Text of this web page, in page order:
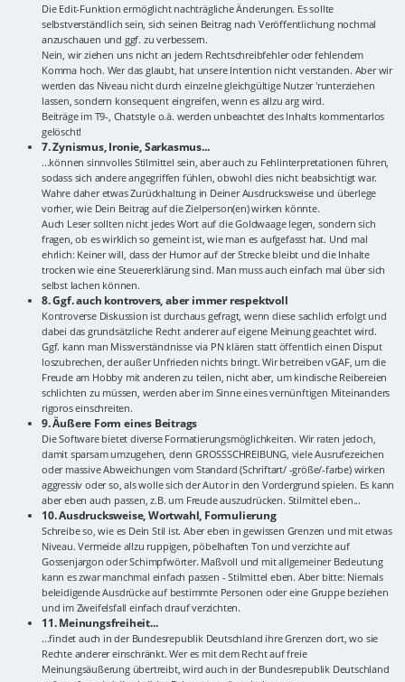
Die Edit-Funktion ermöglicht nachträgliche Änderungen. Es sollte
selbstverständlich sein, sich seinen Beitrag nach Veröffentlichung nochmal
anzuschauen und ggf. zu verbessern.
Nein, wir ziehen uns nicht an jedem Rechtschreibfehler oder fehlendem
Komma hoch. Wer das glaubt, hat unsere Intention nicht verstanden. Aber wir
werden das Niveau nicht durch einzelne gleichgültige Nutzer 'runterziehen
lassen, sondern konsequent eingreifen, wenn es allzu arg wird.
Beiträge im T9-, Chatstyle o.ä. werden unbeachtet des Inhalts kommentarlos
gelöscht!
7. Zynismus, Ironie, Sarkasmus...
...können sinnvolles Stilmittel sein, aber auch zu Fehlinterpretationen führen,
sodass sich andere angegriffen fühlen, obwohl dies nicht beabsichtigt war.
Wahre daher etwas Zurückhaltung in Deiner Ausdrucksweise und überlege
vorher, wie Dein Beitrag auf die Zielperson(en) wirken könnte.
Auch Leser sollten nicht jedes Wort auf die Goldwaage legen, sondern sich
fragen, ob es wirklich so gemeint ist, wie man es aufgefasst hat. Und mal
ehrlich: Keiner will, dass der Humor auf der Strecke bleibt und die Inhalte
trocken wie eine Steuererklärung sind. Man muss auch einfach mal über sich
selbst lachen können.
8. Ggf. auch kontrovers, aber immer respektvoll
Kontroverse Diskussion ist durchaus gefragt, wenn diese sachlich erfolgt und
dabei das grundsätzliche Recht anderer auf eigene Meinung geachtet wird.
Ggf. kann man Missverständnisse via PN klären statt öffentlich einen Disput
loszubrechen, der außer Unfrieden nichts bringt. Wir betreiben vGAF, um die
Freude am Hobby mit anderen zu teilen, nicht aber, um kindische Reibereien
schlichten zu müssen, werden aber im Sinne eines vernünftigen Miteinanders
rigoros einschreiten.
9. Äußere Form eines Beitrags
Die Software bietet diverse Formatierungsmöglichkeiten. Wir raten jedoch,
damit sparsam umzugehen, denn GROSSSCHREIBUNG, viele Ausrufezeichen
oder massive Abweichungen vom Standard (Schriftart/ -größe/-farbe) wirken
aggressiv oder so, als wolle sich der Autor in den Vordergrund spielen. Es kann
aber eben auch passen, z.B. um Freude auszudrücken. Stilmittel eben...
10. Ausdrucksweise, Wortwahl, Formulierung
Schreibe so, wie es Dein Stil ist. Aber eben in gewissen Grenzen und mit etwas
Niveau. Vermeide allzu ruppigen, pöbelhaften Ton und verzichte auf
Gossenjargon oder Schimpfwörter. Maßvoll und mit allgemeiner Bedeutung
kann es zwar manchmal einfach passen - Stilmittel eben. Aber bitte: Niemals
beleidigende Ausdrücke auf bestimmte Personen oder eine Gruppe beziehen
und im Zweifelsfall einfach drauf verzichten.
11. Meinungsfreiheit...
...findet auch in der Bundesrepublik Deutschland ihre Grenzen dort, wo sie
Rechte anderer einschränkt. Wer es mit dem Recht auf freie
Meinungsäußerung übertreibt, wird auch in der Bundesrepublik Deutschland